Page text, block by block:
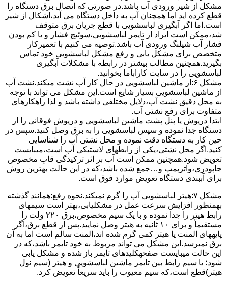
مشکل از شیر ورودی آب باشد.در صورتی که اتصال برق دستگاه را
قطع کرده اید اما همچنان آب به داخل دستگاه می آید،اشکال از شیر
است.اما اگر آبگیری لباسشویی با قطع جریان برق متوقف
شد،ممکن است ایراد از تایمر لباسشویی،سوئیچ فشار و یا کم بودن
فشار آب شیلنگ ورودی آب باشد.توصیه می کنیم با تعمیرکار
متخصص برای مشکل یابی و رفع مشکل لباسشویی خود تماس
بگیرید.همچنین مطالب بیشتر در رابطه با مشکلات آبگیری
لباسشویی را در سایت کاراباما بخوانید.
مشکل ۶:از ﻣﺎﺷﯿﻦ لباسشویی در ﺣﺎل ﮐﺎر آب ﻧﺸﺖ میکند.نشت آب
از ماشین لباسشویی بسیار شایع است.این مشکل می تواند با توجه
به محل دقیق نشت آب،دلایل مختلفی داشته باشد و لذا راهکارهای
متفاوت برای رفع نشتی آب.
ابتدا درپوش یا پنل ﭘﺸﺖ ﻣﺎﺷﯿﻦ لباسشویی و درپوش ﻓﻮﻗﺎﻧﯽ را از
دستگاه ﺟﺪا ﻧﻤﻮده و ﺳﭙﺲ لباسشویی را ﺑﻪ ﺑﺮق وصل ﮐﻨﯿﺪ.سپس در
حین کار به دستگاه دقت نموده و ﻣﺤﻞ نشتی آب را ﺷﻨﺎﺳﺎﯾﯽ
کنید.اﮔﺮ ﻣﺤﻞ نشتی،ﯾﮑﯽ از رابطهای ﻻﺳﺘﯿﮑﯽ آب اﺳﺖ،میبایست
ﺗﻌﻮﯾﺾ شود.همچنین ﻣﻤﮑﻦ اﺳﺖ آب بر اثر ﺗﺮﮐﯿﺪﮔﯽ قابِ ﻣﺨﺼﻮص
ﺟﺎﭘﻮدری،واترپمپ و…جمع شده ﺑﺎﺷﺪ،ﮐﻪ در این حالت بهترین روش
برای آببندی دستگاه ﺗﻌﻮﯾﺾ ﻣﻮارد ﻓﻮق اﺳﺖ.
مشکل ۷:ﻫﯿﺘﺮ لباسشویی آب را ﮔﺮم نمیکند.نحوه رﻓﻊ:ﻫﻤﺎﻧﻨﺪ ﮔﺬﺷﺘﻪ
بهمنظور اﻓﺰاﯾﺶ ﺳﺮﻋﺖ ﻋﻤﻞ در مشکلیابی،بهتر است سیمهای
راﺑﻂ ﻫﯿﺘﺮ را ﺟﺪا ﻧﻤﻮده و ﺑﺎ ﯾﮏ ﺳﯿﻢ ﻣﺨﺼﻮص،برق ۲۲۰ ولت را
مستقیماً و برای ۱۰ ﺛﺎﻧﯿﻪ ﺑﻪ ﻫﯿﺘﺮ وصل نمایید.ﭘﺲ از ﻗﻄﻊ ﺑﺮق،اﮔﺮ
پایههای اﻟﻤﻨﺖ یا هیتر کمی ﮔﺮم ﺷﺪه اند،اﻟﻤﻨﺖ ﺳﺎﻟﻢ است اما ﺑﻪ آن
ﺑﺮق نمیرسد.اﯾﻦ ﻣﺸﮑﻞ می تواند مربوط به ﺧﻮد ﺗﺎﯾﻤﺮ باشد،ﮐﻪ در
این حالت میبایست صفحهکلیدهای ﺗﺎﯾﻤﺮ باز شده و مشکل یابی
شود؛ ﯾﺎ ﺳﯿﻢ راﺑﻂ ﺑﯿﻦ ﺗﺎﯾﻤﺮ ماشین لباسشویی و ﻫﯿﺘﺮ (سیم ﻧﻮل
ﻫﯿﺘﺮ)ﻗﻄﻊ اﺳﺖ،ﮐﻪ ﺳﯿﻢ ﻣﻌﯿﻮب را ﺑﺎﯾﺪ سریعاً ﺗﻌﻮﯾﺾ کرد.